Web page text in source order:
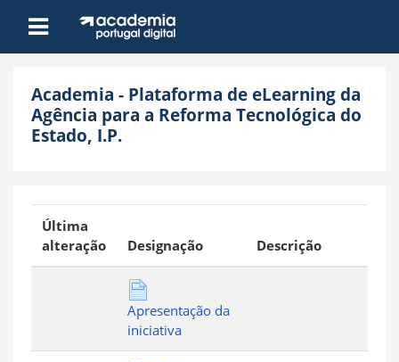
Ir para o conteúdo principal
Painel lateral
Academia - Plataforma de eLearning da
Agência para a Reforma Tecnológica do
Estado, I.P.
Última
alteração
Designação Descrição
Apresentação da
iniciativa